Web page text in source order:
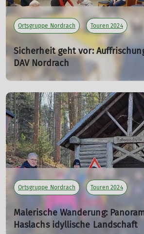
Ortsgruppe Nordrach Touren 2024
Sicherheit geht vor:
DAV Nordrach
Deutscher Alpenverein Nordrach
19.01.2024
mehr erfahren
Ortsgruppe Nordrach Touren 2024
Malerische Wanderung:
Haslachs idyllische Landschaft